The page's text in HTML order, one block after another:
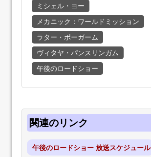
ミシェル・ヨー
メカニック：ワールドミッション
ラター・ポーガーム
ヴィタヤ・パンスリンガム
午後のロードショー
関連のリンク
午後のロードショー 放送スケジュール